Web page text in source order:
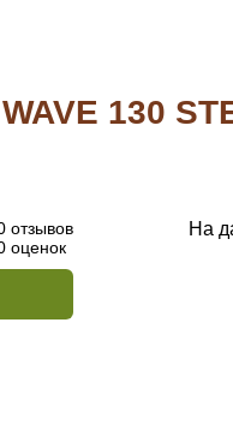
130
отзывов
оценок
На